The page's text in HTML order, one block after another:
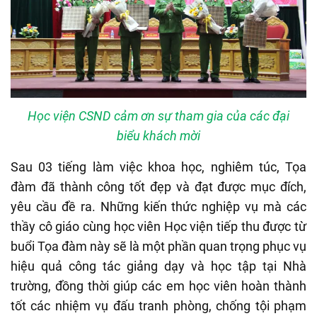
Học viện CSND cảm ơn sự tham gia của các đại
biểu khách mời
Sau 03 tiếng làm việc khoa học, nghiêm túc, Tọa
đàm đã thành công tốt đẹp và đạt được mục đích,
yêu cầu đề ra. Những kiến thức nghiệp vụ mà các
thầy cô giáo cùng học viên Học viện tiếp thu được từ
buổi Tọa đàm này sẽ là một phần quan trọng phục vụ
hiệu quả công tác giảng dạy và học tập tại Nhà
trường, đồng thời giúp các em học viên hoàn thành
tốt các nhiệm vụ đấu tranh phòng, chống tội phạm